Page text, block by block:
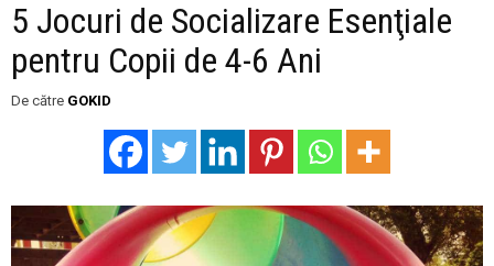
5 Jocuri de Socializare Esenţiale
pentru Copii de 4-6 Ani
De către GOKID